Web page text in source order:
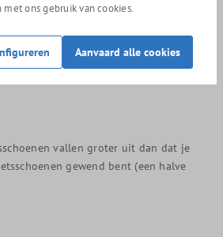
om de natuurlijke vorm van
om losse hiel te voorkomen.
elementen om de zool te
vallen groter uit dan dat je
gewend bent (een halve
met ons gebruik van cookies.
Aanvaard alle cookies